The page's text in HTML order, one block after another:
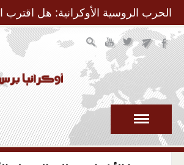
Jump to Navigation
الحرب الروسية الأوكرانية: هل اقترب